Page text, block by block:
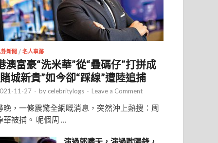
卦新聞 /名人事跡
澳富豪“洗米華”從“疊碼仔”打拼成
城新貴”如今卻“踩線”遭陸追捕
11-27 - by celebritylogs - Leave a Comment
晚，一條震驚全網嘅消息，突然沖上熱搜：周
華被捕。 呢個周 …